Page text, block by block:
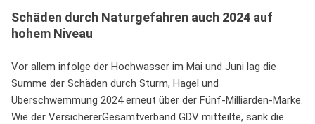
Schäden durch Naturgefahren auch 2024 auf
hohem Niveau
Vor allem infolge der Hochwasser im Mai und Juni lag die
Summe der Schäden durch Sturm, Hagel und
Überschwemmung 2024 erneut über der Fünf-Milliarden-Marke.
Wie der VersichererGesamtverband GDV mitteilte, sank die